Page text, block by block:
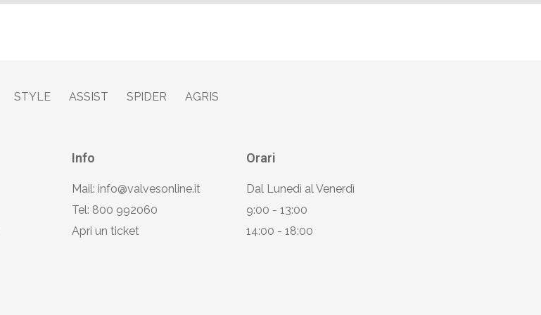
STYLE ASSIST SPIDER AGRIS
Info
Mail: info@valvesonline.it
Tel: 800 992060
Apri un ticket
Orari
Dal Lunedì al Venerdì
9:00 - 13:00
14:00 - 18:00